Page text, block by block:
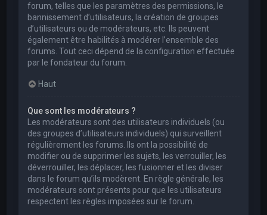
forum, telles que les paramètres des permissions, le
bannissement d’utilisateurs, la création de groupes
d’utilisateurs ou de modérateurs, etc. Ils peuvent
également être habilités à modérer l’ensemble des
forums. Tout ceci dépend de la configuration effectuée
par le fondateur du forum.
Haut
Que sont les modérateurs ?
Les modérateurs sont des utilisateurs individuels (ou
des groupes d’utilisateurs individuels) qui surveillent
régulièrement les forums. Ils ont la possibilité de
modifier ou de supprimer les sujets, les verrouiller, les
déverrouiller, les déplacer, les fusionner et les diviser
dans le forum qu’ils modèrent. En règle générale, les
modérateurs sont présents pour que les utilisateurs
respectent les règles imposées sur le forum.